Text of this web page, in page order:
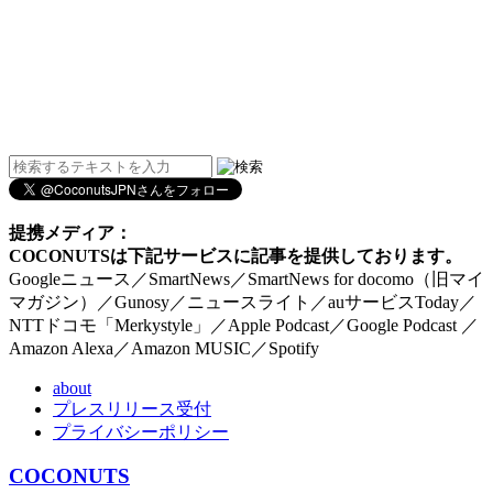
提携メディア：
COCONUTSは下記サービスに記事を提供しております。
Googleニュース／SmartNews／SmartNews for docomo（旧マイ
マガジン）／Gunosy／ニュースライト／auサービスToday／
NTTドコモ「Merkystyle」／Apple Podcast／Google Podcast ／
Amazon Alexa／Amazon MUSIC／Spotify
about
プレスリリース受付
プライバシーポリシー
COCONUTS